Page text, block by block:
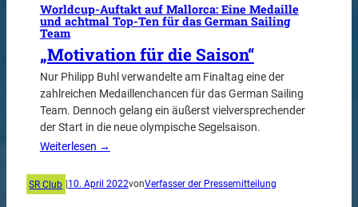
Worldcup-Auftakt auf Mallorca: Eine Medaille
und achtmal Top-Ten für das German Sailing
Team
„Motivation für die Saison“
Nur Philipp Buhl verwandelte am Finaltag eine der
zahlreichen Medaillenchancen für das German Sailing
Team. Dennoch gelang ein äußerst vielversprechender
der Start in die neue olympische Segelsaison.
Weiterlesen →
SR Club 10. April 2022vonVerfasser der Pressemitteilung